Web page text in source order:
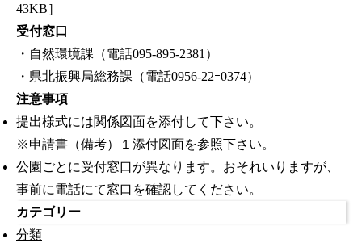
43KB］
受付窓口
・自然環境課（電話095-895-2381）
・県北振興局総務課（電話0956-22ｰ0374）
注意事項
提出様式には関係図面を添付して下さい。
※申請書（備考）１添付図面を参照下さい。
公園ごとに受付窓口が異なります。おそれいりますが、
事前に電話にて窓口を確認してください。
カテゴリー
分類